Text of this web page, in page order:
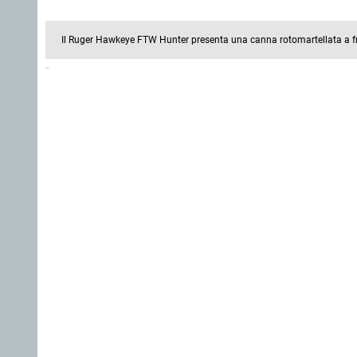
Il Ruger Hawkeye FTW Hunter presenta una canna rotomartellata a